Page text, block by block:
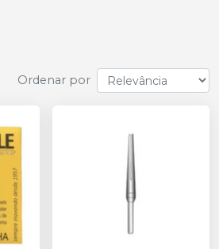
Ordenar por